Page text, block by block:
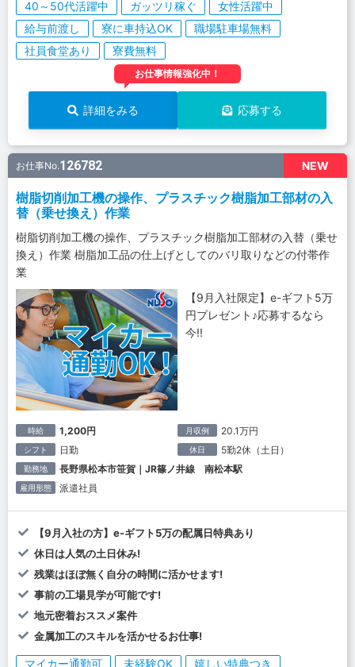
40～50代活躍中
ガッツリ稼ぐ
女性活躍中
給与前渡し
寮に車持込OK
職場駐車場無料
社員食堂あり
寮費無料
お仕事情報強化中！
詳細をみる 応募する
NEW
お仕事No.126782
樹脂切削加工機の操作、プラスチック樹脂加工部材の入
替（乗せ換え）作業
樹脂切削加工機の操作、プラスチック樹脂加工部材の入替（乗せ
換え）作業 樹脂加工品の仕上げとしてのバリ取りなどの付帯作
業
【9月入社限定】e-ギフト5万
円プレゼント♪応募するなら
今!!
時給 1,200円 月収例 20.1万円
シフト 日勤 休日 5勤2休（土日）
勤務地 長野県松本市笹賀｜JR篠ノ井線 南松本駅
雇用形態 派遣社員
【9月入社の方】e-ギフト5万の配属日特典あり
休日は人気の土日休み!
残業はほぼ無く自分の時間に活かせます!
事前の工場見学が可能です!
地元密着おススメ案件
金属加工のスキルを活かせるお仕事!
マイカー通勤可 未経験OK 嬉しい特典つき